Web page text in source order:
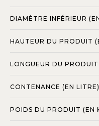
DIAMÈTRE INFÉRIEUR
HAUTEUR DU PRODUIT
LONGUEUR DU
CONTENANCE (EN LITRE)
POIDS DU PRODUIT (EN